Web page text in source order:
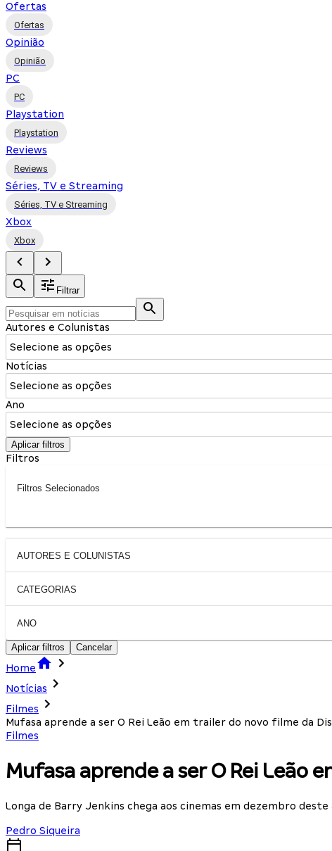
Ofertas
Ofertas
Opinião
Opinião
PC
PC
Playstation
Playstation
Reviews
Reviews
Séries, TV e Streaming
Séries, TV e Streaming
Xbox
Xbox
Filtrar
Autores e Colunistas
Selecione as opções
Notícias
Selecione as opções
Ano
Selecione as opções
Aplicar filtros
Filtros
Filtros Selecionados
AUTORES E COLUNISTAS
CATEGORIAS
ANO
Aplicar filtros Cancelar
Home
Notícias
Filmes
Mufasa aprende a ser O Rei Leão em trailer do novo filme da
Filmes
Mufasa aprende a ser O Rei Leão
Longa de Barry Jenkins chega aos cinemas em dezembro deste
Pedro Siqueira